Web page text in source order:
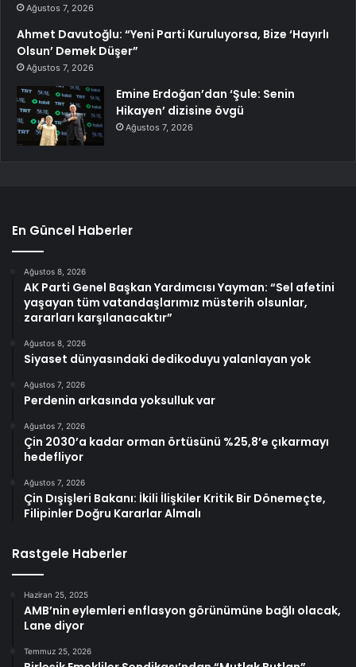
Ağustos 7, 2026
Ahmet Davutoğlu: “Yeni Parti Kuruluyorsa, Bize ‘Hayırlı
Olsun’ Demek Düşer”
Ağustos 7, 2026
Emine Erdoğan’dan ‘Şule: Senin
Hikayen’ dizisine övgü
Ağustos 7, 2026
En Güncel Haberler
Ağustos 8, 2026
AK Parti Genel Başkan Yardımcısı Yayman: “Sel afetini
yaşayan tüm vatandaşlarımız müsterih olsunlar,
zararları karşılanacaktır”
Ağustos 8, 2026
Siyaset dünyasındaki dedikoduyu yalanlayan yok
Ağustos 7, 2026
Perdenin arkasında yoksulluk var
Ağustos 7, 2026
Çin 2030’a kadar orman örtüsünü %25,8’e çıkarmayı
hedefliyor
Ağustos 7, 2026
Çin Dışişleri Bakanı: İkili İlişkiler Kritik Bir Dönemeçte,
Filipinler Doğru Kararlar Almalı
Rastgele Haberler
Haziran 25, 2025
AMB’nin eylemleri enflasyon görünümüne bağlı olacak,
Lane diyor
Temmuz 25, 2026